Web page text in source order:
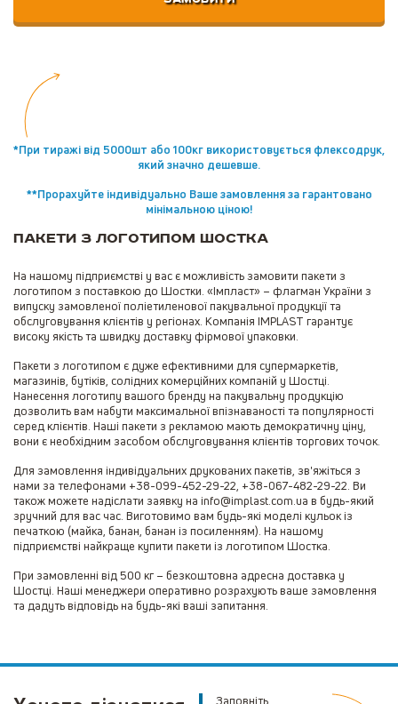
*При тиражі від 5000шт або 100кг використовується флексодрук,
який значно дешевше.
**Прорахуйте індивідуально Ваше замовлення за гарантовано
мінімальною ціною!
Пакети з логотипом Шостка
На нашому підприємстві у вас є можливість замовити пакети з
логотипом з поставкою до Шостки. «Імпласт» – флагман України з
випуску замовленої поліетиленової пакувальної продукції та
обслуговування клієнтів у регіонах. Компанія IMPLAST гарантує
високу якість та швидку доставку фірмової упаковки.
Пакети з логотипом є дуже ефективними для супермаркетів,
магазинів, бутіків, солідних комерційних компаній у Шостці.
Нанесення логотипу вашого бренду на пакувальну продукцію
дозволить вам набути максимальної впізнаваності та популярності
серед клієнтів. Наші пакети з рекламою мають демократичну ціну,
вони є необхідним засобом обслуговування клієнтів торгових точок.
Для замовлення індивідуальних друкованих пакетів, зв'яжіться з
нами за телефонами +38-099-452-29-22, +38-067-482-29-22. Ви
також можете надіслати заявку на info@implast.com.ua в будь-який
зручний для вас час. Виготовимо вам будь-які моделі кульок із
печаткою (майка, банан, банан із посиленням). На нашому
підприємстві найкраще купити пакети із логотипом Шостка.
При замовленні від 500 кг – безкоштовна адресна доставка у
Шостці. Наші менеджери оперативно розрахують ваше замовлення
та дадуть відповідь на будь-які ваші запитання.
Заповніть